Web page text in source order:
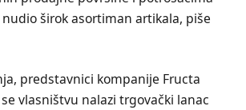
širok asortiman artikala, piše
predstavnici kompanije Fructa
vlasništvu nalazi trgovački lanac